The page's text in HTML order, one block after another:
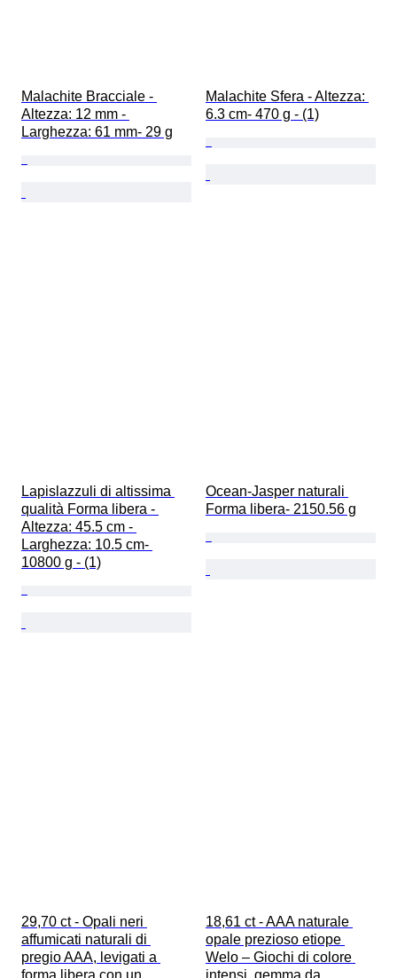
Malachite Bracciale -
Altezza: 12 mm -
Larghezza: 61 mm- 29 g
Malachite Sfera - Altezza:
6.3 cm- 470 g - (1)
Lapislazzuli di altissima
qualità Forma libera -
Altezza: 45.5 cm -
Larghezza: 10.5 cm-
10800 g - (1)
Ocean-Jasper naturali
Forma libera- 2150.56 g
29,70 ct - Opali neri
affumicati naturali di
pregio AAA, levigati a
forma libera con un
18,61 ct - AAA naturale
opale prezioso etiope
Welo – Giochi di colore
intensi, gemma da